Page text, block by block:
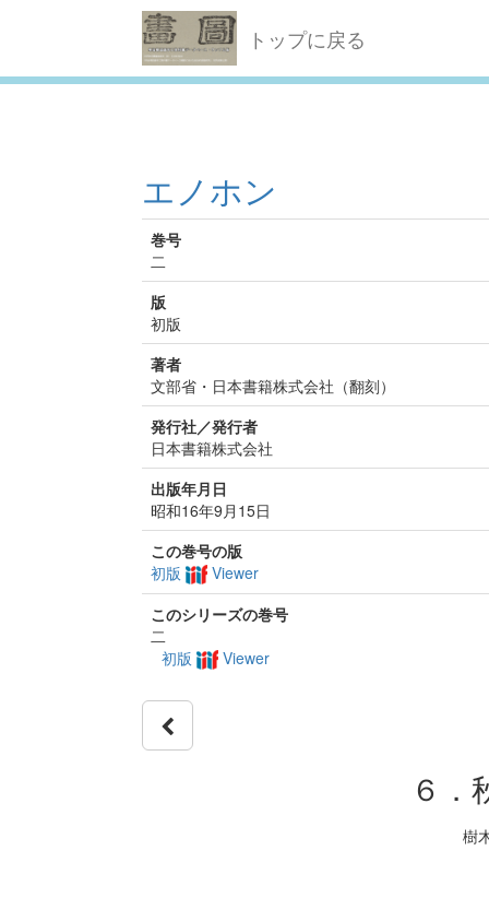
トップに戻る
エノホン
巻号
二
版
初版
著者
文部省・日本書籍株式会社（翻刻）
発行社／発行者
日本書籍株式会社
出版年月日
昭和16年9月15日
この巻号の版
初版
Viewer
このシリーズの巻号
二
初版
Viewer
６
樹